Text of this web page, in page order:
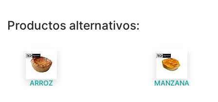
Productos alternativos:
ARROZ MANZANA